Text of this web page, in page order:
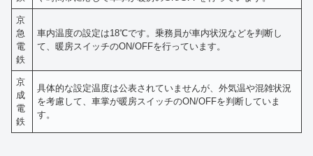
京
急
電
鉄
車内温度の設定は18℃です。乗務員が車内状況などを判断し
て、暖房スイッチのON/OFFを行っています。
京
成
電
鉄
具体的な設定温度は公表されていませんが、外気温や混雑状況
を考慮して、車掌が暖房スイッチのON/OFFを判断していま
す。